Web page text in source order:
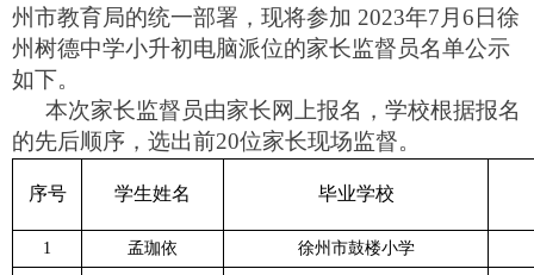
州市教育局的统一部署，现将参加 2023年7月6日徐
州树德中学小升初电脑派位的家长监督员名单公示
如下。
本次家长监督员由家长网上报名，学校根据报名
的先后顺序，选出前20位家长现场监督。
序号 学生姓名 毕业学校
1 孟珈依 徐州市鼓楼小学